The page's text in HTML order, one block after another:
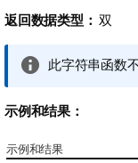
返回数据类型： 双
信
注
释
此字符串函数
示例和结果：
示例和结果